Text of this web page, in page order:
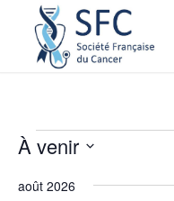
À venir
une
août 2026